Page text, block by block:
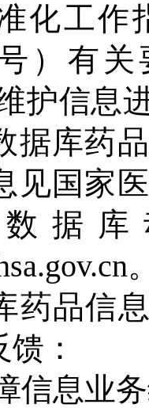
化工作
号）有
护信息
据库药
见国家
据
药品信
：
信息业